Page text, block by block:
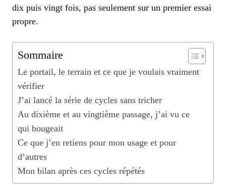
dix puis vingt fois, pas seulement sur un premier essai
propre.
Sommaire
Le portail, le terrain et ce que je voulais vraiment
vérifier
J’ai lancé la série de cycles sans tricher
Au dixième et au vingtième passage, j’ai vu ce
qui bougeait
Ce que j’en retiens pour mon usage et pour
d’autres
Mon bilan après ces cycles répétés